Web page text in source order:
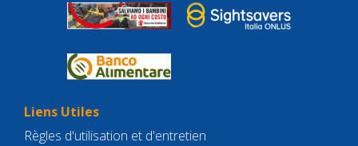
Liens Utiles
Règles d'utilisation et d'entretien